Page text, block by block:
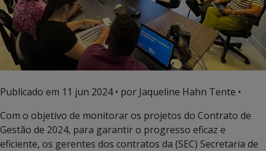
Publicado em 11 jun 2024• por Jaqueline Hahn Tente •
Com o objetivo de monitorar os projetos do Contrato de
Gestão de 2024, para garantir o progresso eficaz e
eficiente, os gerentes dos contratos da (SEC) Secretaria de